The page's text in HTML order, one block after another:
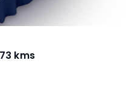
kms